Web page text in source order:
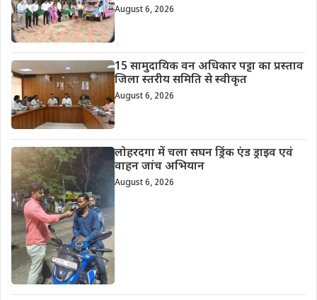
August 6, 2026
15 सामुदायिक वन अधिकार पट्टा का प्रस्ताव
जिला स्तरीय समिति से स्वीकृत
August 6, 2026
लोहरदगा में चला सघन ड्रिंक एंड ड्राइव एवं
वाहन जांच अभियान
August 6, 2026